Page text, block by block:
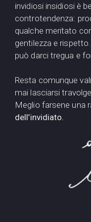
invidiosi insidiosi è
controtendenza:
qualche meritato
gentilezza e
può darci tregua e
Resta comunque
mai lasciarsi
Meglio farsene una
dell’invidiato.